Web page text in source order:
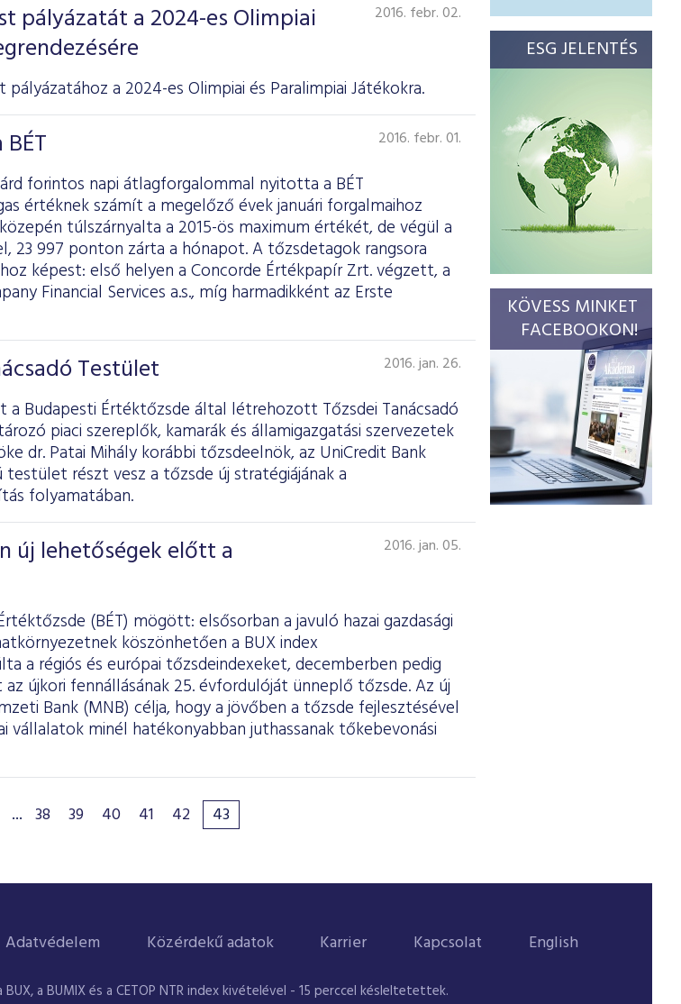
pályázatát a 2024-es Olimpiai
2016. febr. 02.
a 2024-es Olimpiai és Paralimpiai Játékokra.
2016. febr. 01.
forintos napi átlagforgalommal nyitotta a BÉT
értéknek számít a megelőző évek januári forgalmaihoz
túlszárnyalta a 2015-ös maximum értékét, de végül a
23 997 ponton zárta a hónapot. A tőzsdetagok rangsora
képest: első helyen a Concorde Értékpapír Zrt. végzett, a
Financial Services a.s., míg harmadikként az Erste
Testület 2016. jan. 26.
Budapesti Értéktőzsde által létrehozott Tőzsdei Tanácsadó
piaci szereplők, kamarák és államigazgatási szervezetek
dr. Patai Mihály korábbi tőzsdeelnök, az UniCredit Bank
testület részt vesz a tőzsde új stratégiájának a
folyamatában.
új lehetőségek előtt a
2016. jan. 05.
(BÉT) mögött: elsősorban a javuló hazai gazdasági
köszönhetően a BUX index
a régiós és európai tőzsdeindexeket, decemberben pedig
újkori fennállásának 25. évfordulóját ünneplő tőzsde. Az új
Bank (MNB) célja, hogy a jövőben a tőzsde fejlesztésével
vállalatok minél hatékonyabban juthassanak tőkebevonási
... 38 39 40 41 42 43
ESG JELENTÉS
KÖVESS MINKET
FACEBOOKON!
Adatvédelem Közérdekű adatok Karrier Kapcsolat English
a BUMIX és a CETOP NTR index kivételével - 15 perccel késleltetettek.